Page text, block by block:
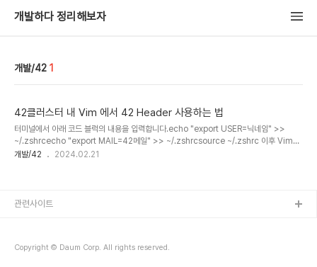
개발하다 정리해보자
개발/42 1
42클러스터 내 Vim 에서 42 Header 사용하는 법
터미널에서 아래 코드 블럭의 내용을 입력합니다.echo "export USER=닉네임" >>
~/.zshrcecho "export MAIL=42메일" >> ~/.zshrcsource ~/.zshrc​ 이후 Vim에
서 F1을 누르면 42헤더가 제대로 된 정보로 입력됩니다.
개발/42 2024.02.21
Copyright © Daum Corp. All rights reserved.
관련사이트